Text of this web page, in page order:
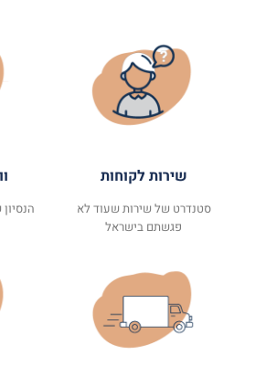
שירות לקוחות
סטנדרט של שירות שעוד לא
פגשתם בישראל